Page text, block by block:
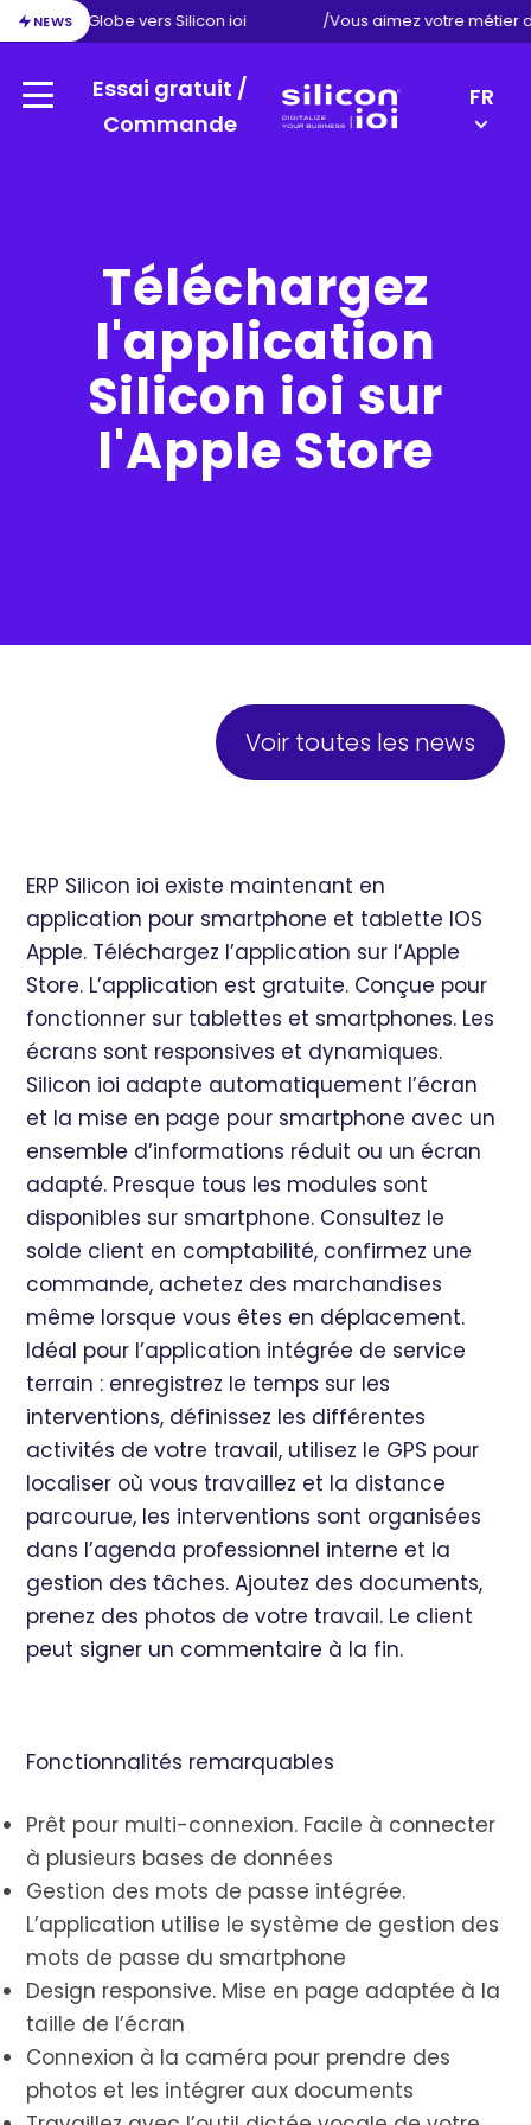
NEWS
d’Exact Globe vers Silicon ioi /Vous aimez votre métier
Menu
Essai gratuit /
Commande
FR
Téléchargez
l'application
Silicon ioi sur
l'Apple Store
Voir toutes les news
ERP Silicon ioi existe maintenant en
application pour smartphone et tablette IOS
Apple. Téléchargez l’application sur l’Apple
Store. L’application est gratuite. Conçue pour
fonctionner sur tablettes et smartphones. Les
écrans sont responsives et dynamiques.
Silicon ioi adapte automatiquement l’écran
et la mise en page pour smartphone avec un
ensemble d’informations réduit ou un écran
adapté. Presque tous les modules sont
disponibles sur smartphone. Consultez le
solde client en comptabilité, confirmez une
commande, achetez des marchandises
même lorsque vous êtes en déplacement.
Idéal pour l’application intégrée de service
terrain : enregistrez le temps sur les
interventions, définissez les différentes
activités de votre travail, utilisez le GPS pour
localiser où vous travaillez et la distance
parcourue, les interventions sont organisées
dans l’agenda professionnel interne et la
gestion des tâches. Ajoutez des documents,
prenez des photos de votre travail. Le client
peut signer un commentaire à la fin.
Fonctionnalités remarquables
Prêt pour multi-connexion. Facile à connecter
à plusieurs bases de données
Gestion des mots de passe intégrée.
L’application utilise le système de gestion des
mots de passe du smartphone
Design responsive. Mise en page adaptée à la
taille de l’écran
Connexion à la caméra pour prendre des
photos et les intégrer aux documents